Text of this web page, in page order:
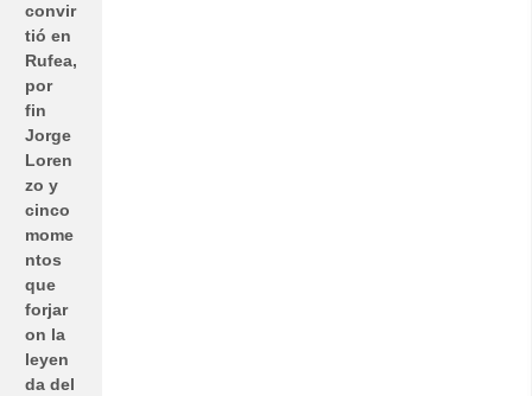
convir
tió en
Rufea,
por
fin
Jorge
Loren
zo y
cinco
mome
ntos
que
forjar
on la
leyen
da del